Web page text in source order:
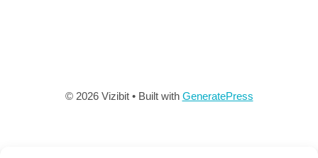
© 2026 Vizibit• Built with GeneratePress